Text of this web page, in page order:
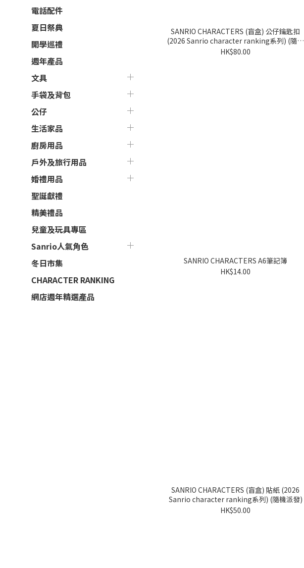
電話配件
夏日祭典
開學巡禮
週年產品
文具
手袋及背包
公仔
生活家品
廚房用品
戶外及旅行用品
婚禮用品
聖誕獻禮
精美禮品
兒童及玩具專區
Sanrio人氣角色
冬日市集
CHARACTER RANKING
網店週年精選產品
SANRIO CHARACTERS (盲盒) 公仔鑰匙扣
(2026 Sanrio character ranking系列) (隨機
派發)
HK$80.00
SANRIO CHARACTERS A6筆記簿
HK$14.00
SANRIO CHARACTERS (盲盒) 貼紙 (2026
Sanrio character ranking系列) (隨機派發)
HK$50.00